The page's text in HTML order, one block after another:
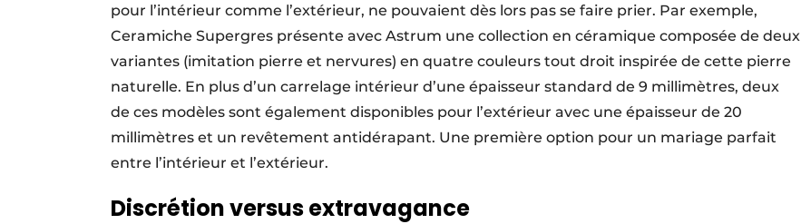
pour l’intérieur comme l’extérieur, ne pouvaient dès lors pas se faire prier. Par exemple,
Ceramiche Supergres présente avec Astrum une collection en céramique composée de deux
variantes (imitation pierre et nervures) en quatre couleurs tout droit inspirée de cette pierre
naturelle. En plus d’un carrelage intérieur d’une épaisseur standard de 9 millimètres, deux
de ces modèles sont également disponibles pour l’extérieur avec une épaisseur de 20
millimètres et un revêtement antidérapant. Une première option pour un mariage parfait
entre l’intérieur et l’extérieur.
Discrétion versus extravagance